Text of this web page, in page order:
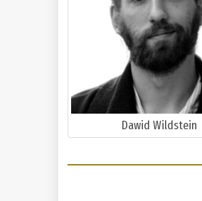
Dawid Wildstein